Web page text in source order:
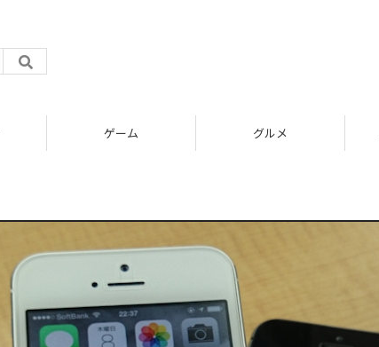
ゲーム グルメ